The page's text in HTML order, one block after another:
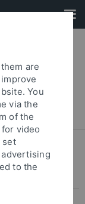
are
You
via the
of the
video
set
to the